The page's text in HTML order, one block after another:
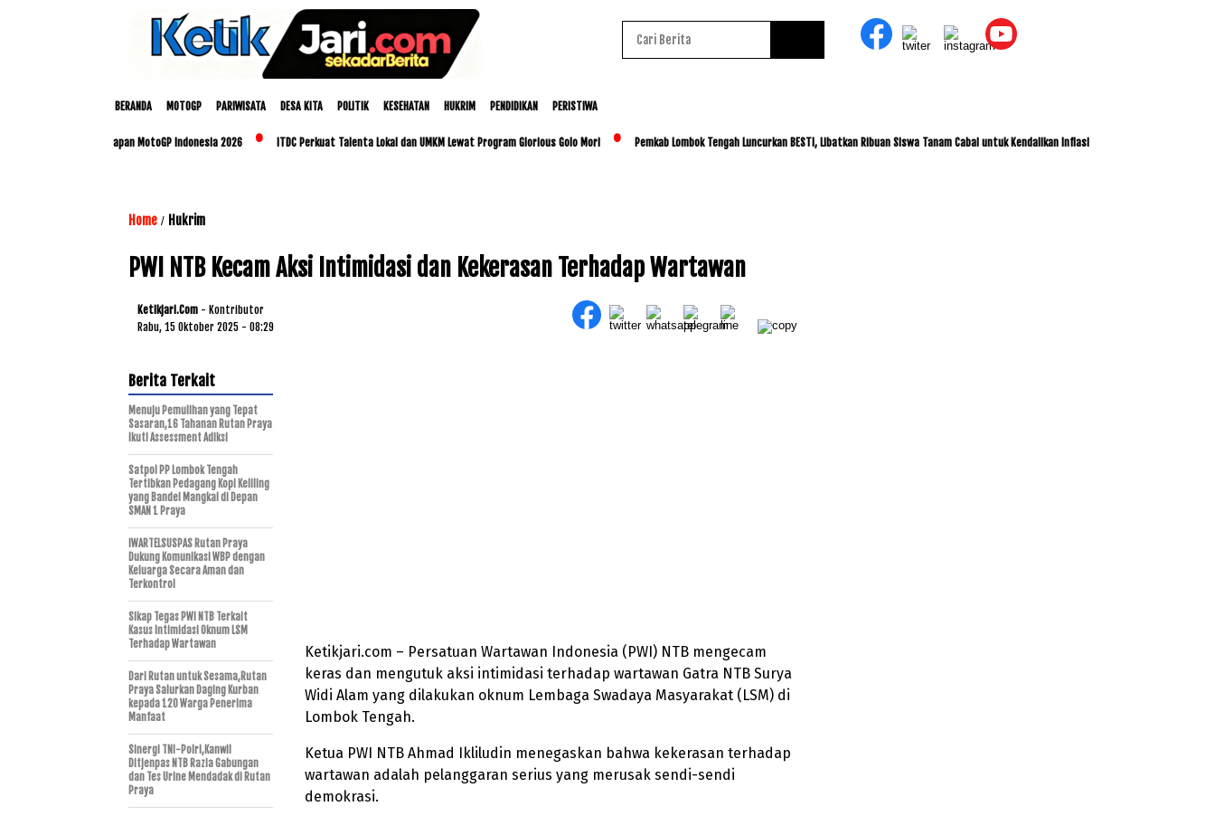
BERANDA MOTOGP PARIWISATA DESA KITA POLITIK KESEHATAN HUKRIM PENDIDIKAN PERISTIWA
Persiapan MotoGP Indonesia 2026 ITDC Perkuat Talenta Lokal dan UMKM Lewat Program Glorious Golo Mori Pemkab Lombok Tengah Luncurkan BESTI, Libatkan Ribuan Siswa Tanam Cabai untuk Kendalikan Inflasi
Home / Hukrim
PWI NTB Kecam Aksi Intimidasi dan Kekerasan Terhadap Wartawan
Ketikjari.com - Kontributor
Rabu, 15 Oktober 2025 - 08:29
Ketikjari.com – Persatuan Wartawan Indonesia (PWI) NTB mengecam
keras dan mengutuk aksi intimidasi terhadap wartawan Gatra NTB Surya
Widi Alam yang dilakukan oknum Lembaga Swadaya Masyarakat (LSM) di
Lombok Tengah.
Ketua PWI NTB Ahmad Ikliludin menegaskan bahwa kekerasan terhadap
wartawan adalah pelanggaran serius yang merusak sendi-sendi
demokrasi.
Berita Terkait
Menuju Pemulihan yang Tepat
Sasaran,16 Tahanan Rutan Praya
Ikuti Assessment Adiksi
Satpol PP Lombok Tengah
Tertibkan Pedagang Kopi Keliling
yang Bandel Mangkal di Depan
SMAN 1 Praya
IWARTELSUSPAS Rutan Praya
Dukung Komunikasi WBP dengan
Keluarga Secara Aman dan
Terkontrol
Sikap Tegas PWI NTB Terkait
Kasus Intimidasi Oknum LSM
Terhadap Wartawan
Dari Rutan untuk Sesama,Rutan
Praya Salurkan Daging Kurban
kepada 120 Warga Penerima
Manfaat
Sinergi TNI-Polri,Kanwil
Ditjenpas NTB Razia Gabungan
dan Tes Urine Mendadak di Rutan
Praya